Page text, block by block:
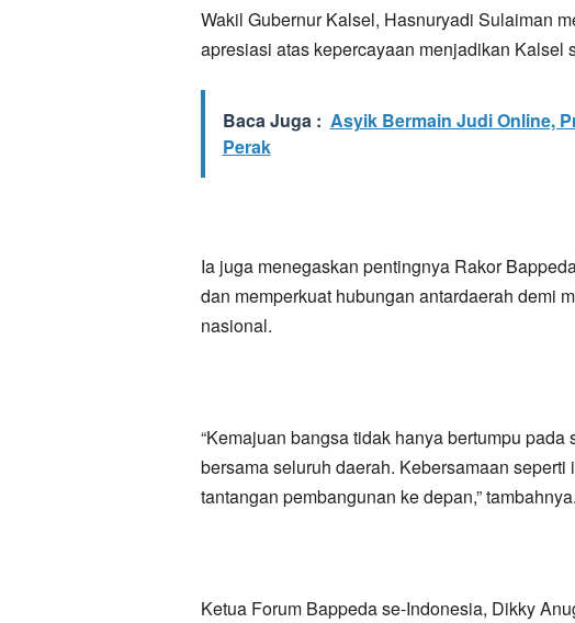
Wakil Gubernur Kalsel, Hasnuryadi Sulaiman
apresiasi atas kepercayaan menjadikan Kalsel
Baca Juga : Asyik Bermain Judi Online,
Perak
Ia juga menegaskan pentingnya Rakor
dan memperkuat hubungan antardaerah demi
nasional.
“Kemajuan bangsa tidak hanya bertumpu
bersama seluruh daerah. Kebersamaan
tantangan pembangunan ke depan,” tambahnya.
Ketua Forum Bappeda se-Indonesia, Dikky